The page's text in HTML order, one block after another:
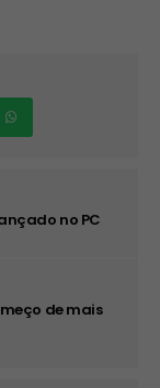
no PC
de mais